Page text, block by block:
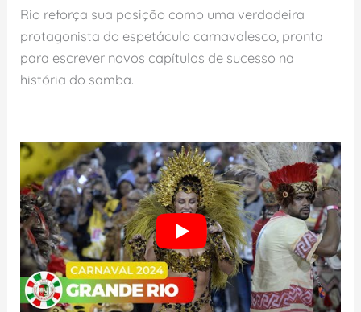
Rio reforça sua posição como uma verdadeira
protagonista do espetáculo carnavalesco, pronta
para escrever novos capítulos de sucesso na
história do samba.